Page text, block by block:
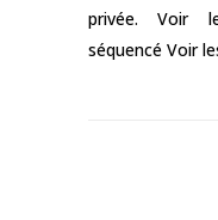
privée. Voir
séquencé Voir